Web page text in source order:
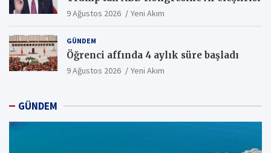
9 Ağustos 2026 Yeni Akım
GÜNDEM
Öğrenci affında 4 aylık süre başladı
9 Ağustos 2026 Yeni Akım
GÜNDEM